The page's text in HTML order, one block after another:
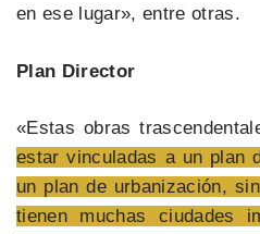
en ese lugar», entre otras.
Plan Director
«Estas obras
estar vinculadas a un plan
un plan de urbanización,
tienen muchas ciudades